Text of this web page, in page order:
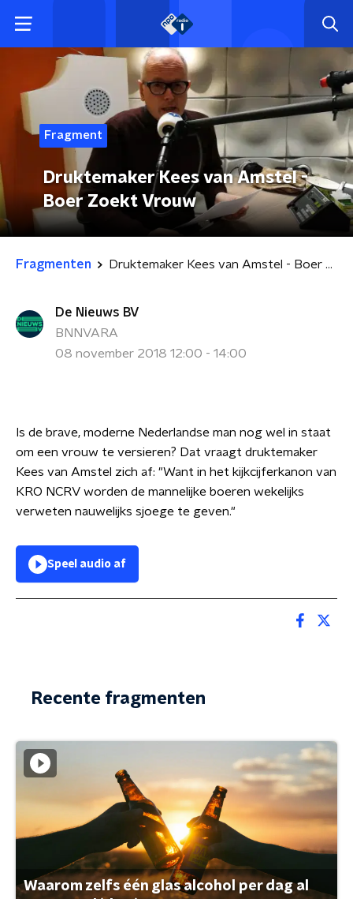
Fragment
Druktemaker Kees van Amstel -
Boer Zoekt Vrouw
Fragmenten Druktemaker Kees van Amstel - Boer Zoekt Vrouw
De Nieuws BV
BNNVARA
08 november 2018 12:00 - 14:00
Is de brave, moderne Nederlandse man nog wel in staat
om een vrouw te versieren? Dat vraagt druktemaker
Kees van Amstel zich af: "Want in het kijkcijferkanon van
KRO NCRV worden de mannelijke boeren wekelijks
verweten nauwelijks sjoege te geven."
Speel audio af
Recente fragmenten
Waarom zelfs één glas alcohol per dag al